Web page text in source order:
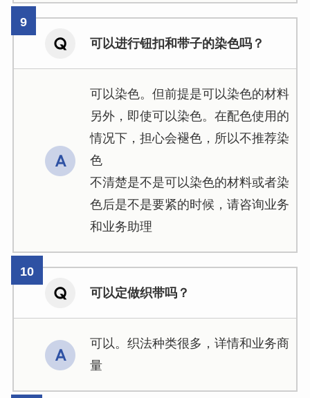
可以进行钮扣和带子的染色吗？
可以染色。但前提是可以染色的材料
另外，即使可以染色。在配色使用的
情况下，担心会褪色，所以不推荐染
色
不清楚是不是可以染色的材料或者染
色后是不是要紧的时候，请咨询业务
和业务助理
可以定做织带吗？
可以。织法种类很多，详情和业务商
量